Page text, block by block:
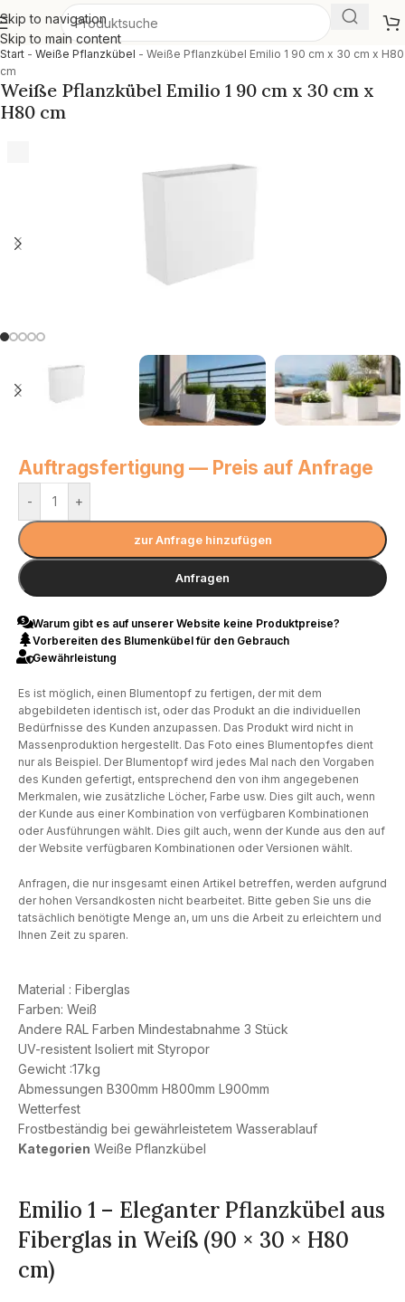
Skip to navigation
Skip to main content
Start - Weiße Pflanzkübel - Weiße Pflanzkübel Emilio 1 90 cm x 30 cm x H80
cm
Weiße Pflanzkübel Emilio 1 90 cm x 30 cm x
H80 cm
Material : Fiberglas
Farben: Weiß
Andere RAL Farben Mindestabnahme 3 Stück
UV-resistent Isoliert mit Styropor
Gewicht :17kg
Abmessungen B300mm H800mm L900mm
Wetterfest
Frostbeständig bei gewährleistetem Wasserablauf
Kategorien Weiße Pflanzkübel
Emilio 1 – Eleganter Pflanzkübel aus
Fiberglas in Weiß (90 × 30 × H80
cm)
Auftragsfertigung — Preis auf Anfrage
- +
zur Anfrage hinzufügen
Anfragen
Warum gibt es auf unserer Website keine Produktpreise?
Vorbereiten des Blumenkübel für den Gebrauch
Gewährleistung
Es ist möglich, einen Blumentopf zu fertigen, der mit dem
abgebildeten identisch ist, oder das Produkt an die individuellen
Bedürfnisse des Kunden anzupassen. Das Produkt wird nicht in
Massenproduktion hergestellt. Das Foto eines Blumentopfes dient
nur als Beispiel. Der Blumentopf wird jedes Mal nach den Vorgaben
des Kunden gefertigt, entsprechend den von ihm angegebenen
Merkmalen, wie zusätzliche Löcher, Farbe usw. Dies gilt auch, wenn
der Kunde aus einer Kombination von verfügbaren Kombinationen
oder Ausführungen wählt. Dies gilt auch, wenn der Kunde aus den auf
der Website verfügbaren Kombinationen oder Versionen wählt.
Anfragen, die nur insgesamt einen Artikel betreffen, werden aufgrund
der hohen Versandkosten nicht bearbeitet. Bitte geben Sie uns die
tatsächlich benötigte Menge an, um uns die Arbeit zu erleichtern und
Ihnen Zeit zu sparen.